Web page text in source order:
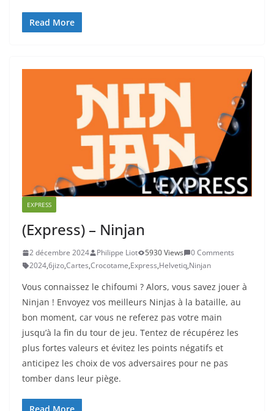
Read More
EXPRESS
(Express) – Ninjan
2 décembre 2024 Philippe Liot 5930 Views
0 Comments
2024,6jizo,Cartes,Crocotame,Express,Helvetiq,Ninjan
Vous connaissez le chifoumi ? Alors, vous savez jouer à
Ninjan ! Envoyez vos meilleurs Ninjas à la bataille, au
bon moment, car vous ne referez pas votre main
jusqu’à la fin du tour de jeu. Tentez de récupérez les
plus fortes valeurs et évitez les points négatifs et
anticipez les choix de vos adversaires pour ne pas
tomber dans leur piège.